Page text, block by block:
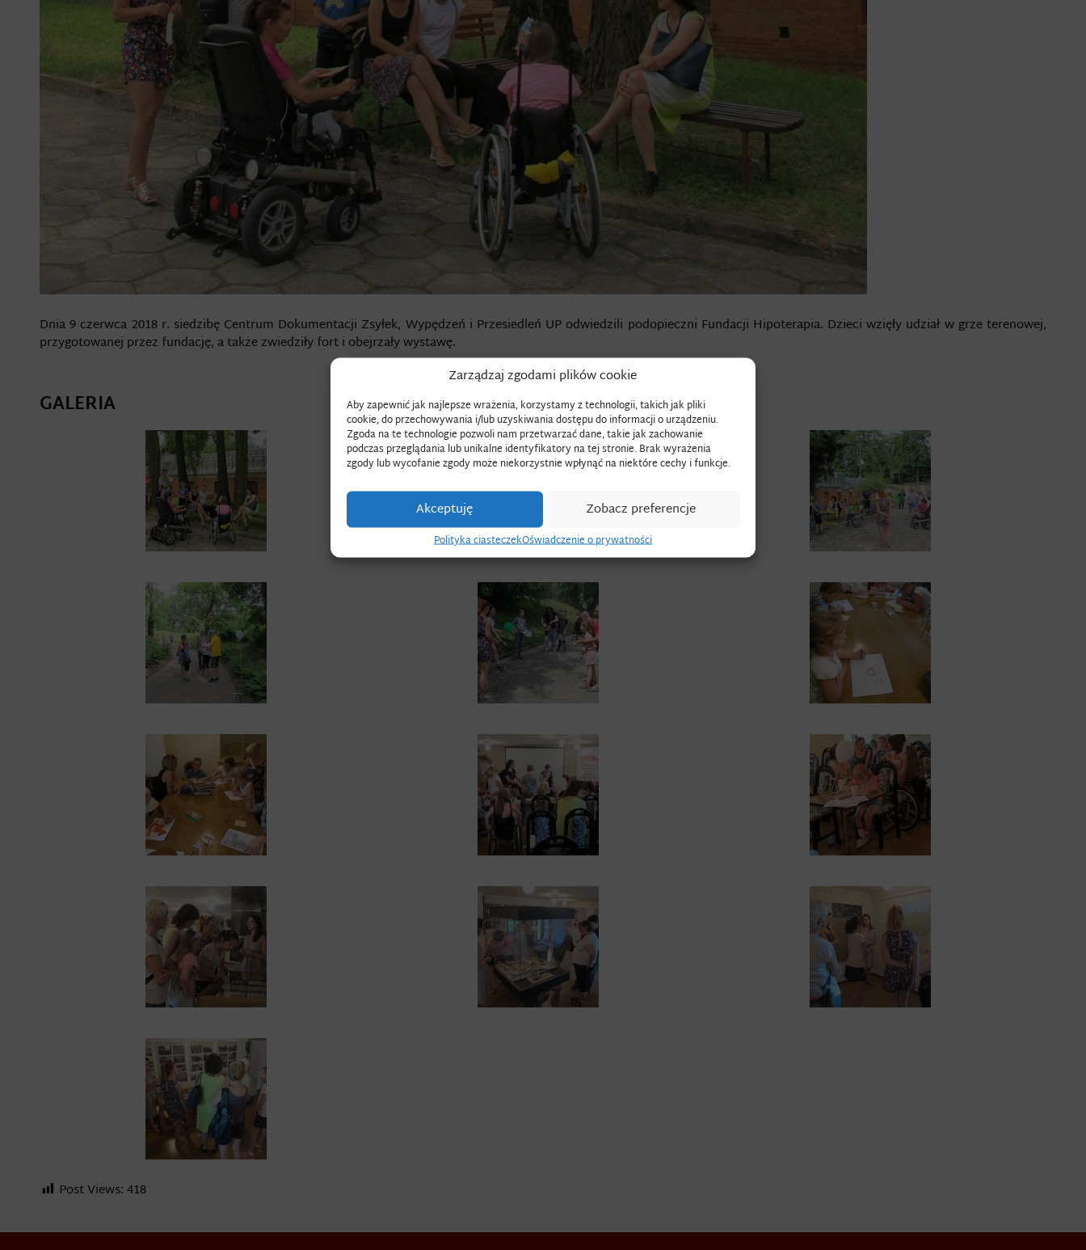
Zarządzaj zgodami plików cookie
Aby zapewnić jak najlepsze wrażenia, korzystamy z technologii, takich jak pliki
cookie, do przechowywania i/lub uzyskiwania dostępu do informacji o urządzeniu.
Zgoda na te technologie pozwoli nam przetwarzać dane, takie jak zachowanie
podczas przeglądania lub unikalne identyfikatory na tej stronie. Brak wyrażenia
zgody lub wycofanie zgody może niekorzystnie wpłynąć na niektóre cechy i funkcje.
Akceptuję Zobacz preferencje
Polityka ciasteczekOświadczenie o prywatności
Dnia 9 czerwca 2018 r. siedzibę Centrum Dokumentacji Zsyłek, Wypędzeń i Przesiedleń UP odwiedzili podopieczni Fundacji Hipoterapia. Dzieci wzięły udział w grze terenowej,
przygotowanej przez fundację, a także zwiedziły fort i obejrzały wystawę.
GALERIA
Post Views:418